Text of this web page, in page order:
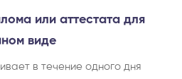
или аттестата для
виде
в течение одного дня